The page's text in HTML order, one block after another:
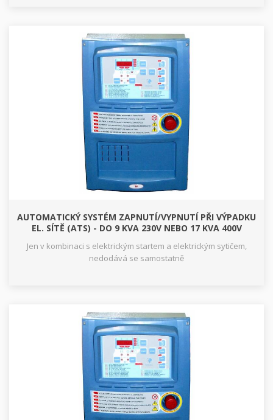
AUTOMATICKÝ SYSTÉM ZAPNUTÍ/VYPNUTÍ PŘI VÝPADKU
EL. SÍTĚ (ATS) - DO 9 KVA 230V NEBO 17 KVA 400V
Jen v kombinaci s elektrickým startem a elektrickým sytičem,
nedodává se samostatně